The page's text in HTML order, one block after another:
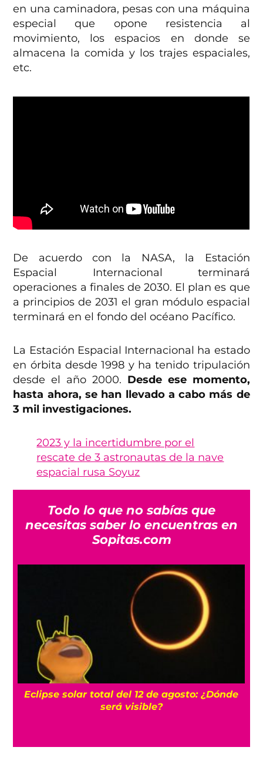
en una caminadora, pesas con una máquina
especial que opone resistencia al
movimiento, los espacios en donde se
almacena la comida y los trajes espaciales,
etc.
De acuerdo con la NASA, la Estación
Espacial Internacional terminará
operaciones a finales de 2030. El plan es que
a principios de 2031 el gran módulo espacial
terminará en el fondo del océano Pacífico.
La Estación Espacial Internacional ha estado
en órbita desde 1998 y ha tenido tripulación
desde el año 2000. Desde ese momento,
hasta ahora, se han llevado a cabo más de
3 mil investigaciones.
2023 y la incertidumbre por el
rescate de 3 astronautas de la nave
espacial rusa Soyuz
Todo lo que no sabías que
necesitas saber lo encuentras en
Sopitas.com
Eclipse solar total del 12 de agosto: ¿Dónde
será visible?